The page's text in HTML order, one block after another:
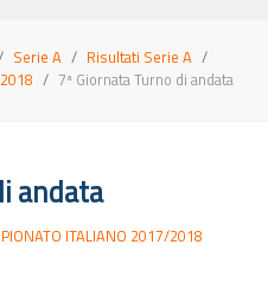
Serie A
Risultati Serie A
7ª Giornata Turno di andata
andata
ITALIANO 2017/2018